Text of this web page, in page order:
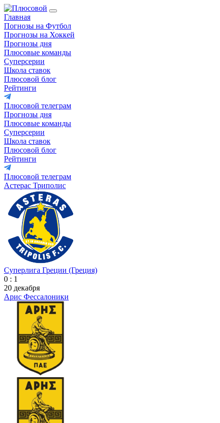
Главная
Погнозы на Футбол
Прогнозы на Хоккей
Прогнозы дня
Плюсовые команды
Суперсерии
Школа ставок
Плюсовой блог
Рейтинги
Плюсовой телеграм
Прогнозы дня
Плюсовые команды
Суперсерии
Школа ставок
Плюсовой блог
Рейтинги
Плюсовой телеграм
Астерас Триполис
Суперлига Греции (Греция)
0 : 1
20 декабря
Арис Фессалоники